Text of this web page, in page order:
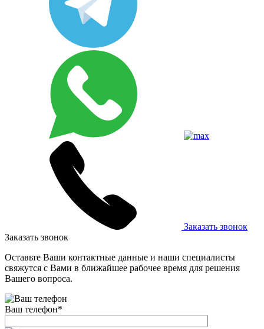
Заказать звонок
Заказать звонок
Оставьте Ваши контактные данные и наши специалисты
свяжутся с Вами в ближайшее рабочее время для решения
Вашего вопроса.
Ваш телефон*